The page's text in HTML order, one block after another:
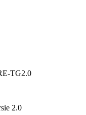
TG2.0
2.0